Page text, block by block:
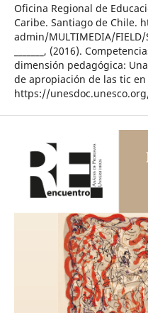
Oficina Regional de
Caribe. Santiago de Chile.
admin/MULTIMEDIA/
_______, (2016).
dimensión pedagógica:
de apropiación de las tic
https://